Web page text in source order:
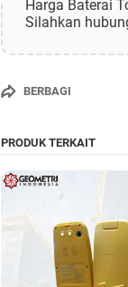
Harga Baterai
Silahkan
BERBAGI
PRODUK TERKAIT